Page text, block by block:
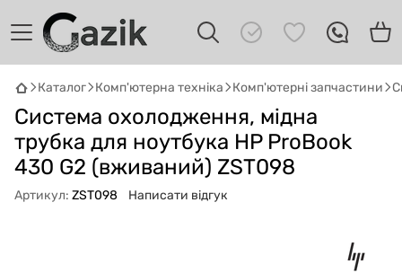
Каталог Комп'ютерна техніка Комп'ютерні запчастини
Система охолодження, мідна
трубка для ноутбука HP ProBook
430 G2 (вживаний) ZST098
Артикул: ZST098 Написати відгук
Онлайн · пошук техніки
Привіт! 👋 Я Gazik AI — допоможу
Що шукаєш?